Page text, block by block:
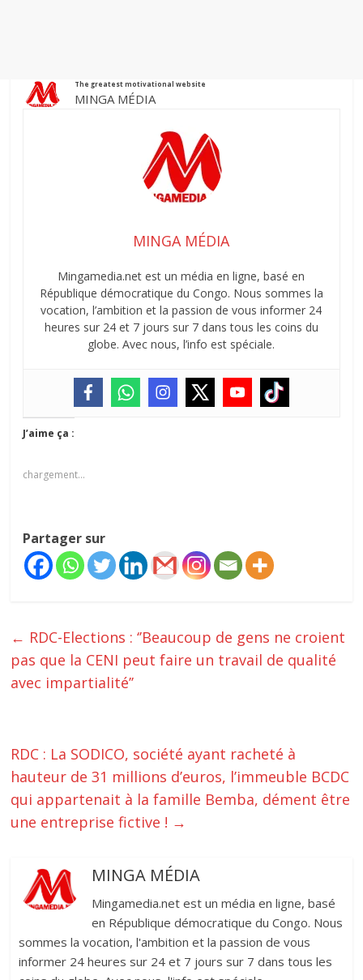
The greatest motivational website
MINGA MÉDIA
MINGA MÉDIA
Mingamedia.net est un média en ligne, basé en
République démocratique du Congo. Nous sommes la
vocation, l’ambition et la passion de vous informer 24
heures sur 24 et 7 jours sur 7 dans tous les coins du
globe. Avec nous, l’info est spéciale.
J’aime ça :
chargement…
Partager sur
← RDC-Elections : ‘’Beaucoup de gens ne croient
pas que la CENI peut faire un travail de qualité
avec impartialité’’
RDC : La SODICO, société ayant racheté à
hauteur de 31 millions d’euros, l’immeuble BCDC
qui appartenait à la famille Bemba, dément être
une entreprise fictive ! →
MINGA MÉDIA
Mingamedia.net est un média en ligne, basé
en République démocratique du Congo. Nous
sommes la vocation, l'ambition et la passion de vous
informer 24 heures sur 24 et 7 jours sur 7 dans tous les